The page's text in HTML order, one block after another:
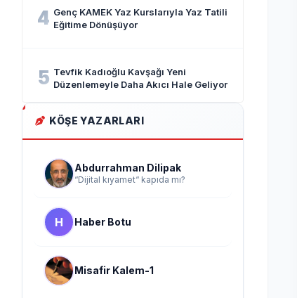
4 Genç KAMEK Yaz Kurslarıyla Yaz Tatili
Eğitime Dönüşüyor
5 Tevfik Kadıoğlu Kavşağı Yeni
Düzenlemeyle Daha Akıcı Hale Geliyor
KÖŞE YAZARLARI
Abdurrahman Dilipak
“Dijital kıyamet“ kapıda mı?
H Haber Botu
Misafir Kalem-1